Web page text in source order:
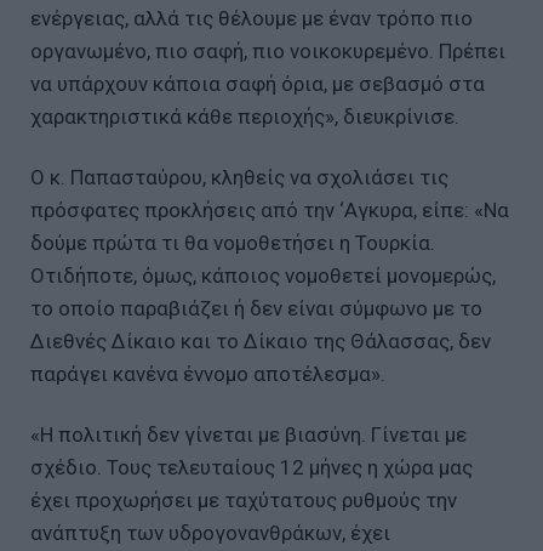
ενέργειας, αλλά τις θέλουμε με έναν τρόπο πιο
οργανωμένο, πιο σαφή, πιο νοικοκυρεμένο. Πρέπει
να υπάρχουν κάποια σαφή όρια, με σεβασμό στα
χαρακτηριστικά κάθε περιοχής», διευκρίνισε.
Ο κ. Παπασταύρου, κληθείς να σχολιάσει τις
πρόσφατες προκλήσεις από την ‘Αγκυρα, είπε: «Να
δούμε πρώτα τι θα νομοθετήσει η Τουρκία.
Οτιδήποτε, όμως, κάποιος νομοθετεί μονομερώς,
το οποίο παραβιάζει ή δεν είναι σύμφωνο με το
Διεθνές Δίκαιο και το Δίκαιο της Θάλασσας, δεν
παράγει κανένα έννομο αποτέλεσμα».
«Η πολιτική δεν γίνεται με βιασύνη. Γίνεται με
σχέδιο. Τους τελευταίους 12 μήνες η χώρα μας
έχει προχωρήσει με ταχύτατους ρυθμούς την
ανάπτυξη των υδρογονανθράκων, έχει